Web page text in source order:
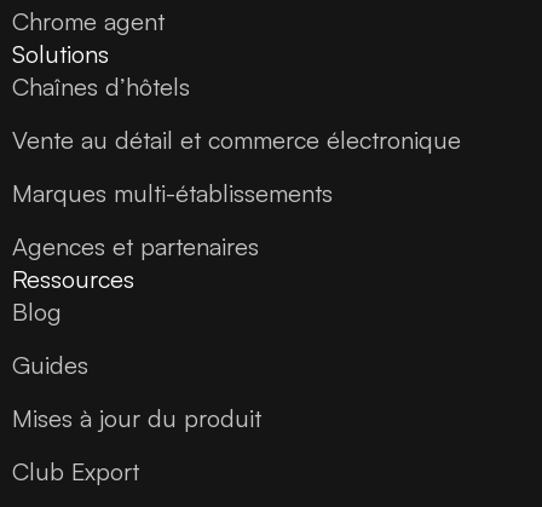
Chrome agent
Solutions
Chaînes d’hôtels
Vente au détail et commerce électronique
Marques multi-établissements
Agences et partenaires
Ressources
Blog
Guides
Mises à jour du produit
Club Export